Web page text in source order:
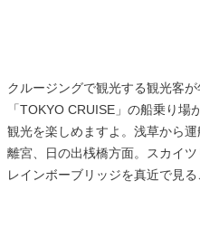
クルージングで観光する観光客
「TOKYO CRUISE」の船乗り
観光を楽しめますよ。浅草から
離宮、日の出桟橋方面。スカイ
レインボーブリッジを真近で見る